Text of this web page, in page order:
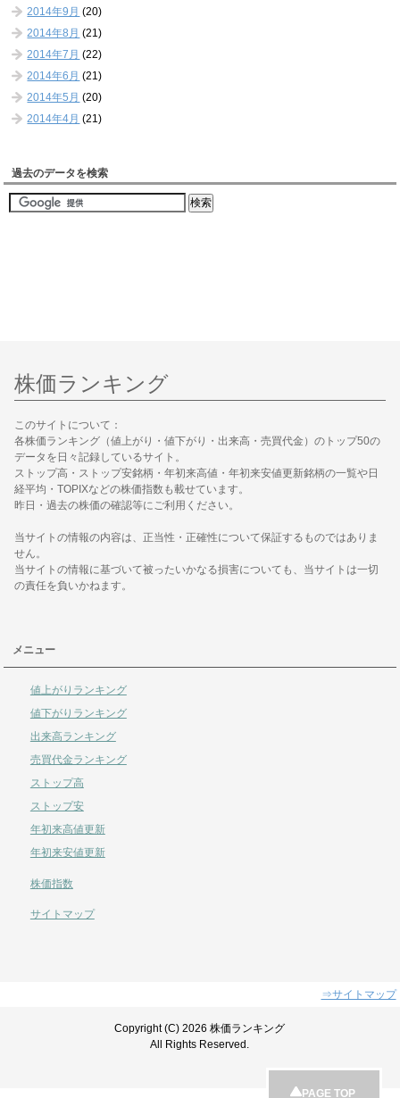
2014年9月 (20)
2014年8月 (21)
2014年7月 (22)
2014年6月 (21)
2014年5月 (20)
2014年4月 (21)
過去のデータを検索
株価ランキング
このサイトについて：
各株価ランキング（値上がり・値下がり・出来高・売買代金）のトップ50の
データを日々記録しているサイト。
ストップ高・ストップ安銘柄・年初来高値・年初来安値更新銘柄の一覧や日
経平均・TOPIXなどの株価指数も載せています。
昨日・過去の株価の確認等にご利用ください。
当サイトの情報の内容は、正当性・正確性について保証するものではありま
せん。
当サイトの情報に基づいて被ったいかなる損害についても、当サイトは一切
の責任を負いかねます。
メニュー
値上がりランキング
値下がりランキング
出来高ランキング
売買代金ランキング
ストップ高
ストップ安
年初来高値更新
年初来安値更新
株価指数
サイトマップ
⇒サイトマップ
Copyright (C) 2026 株価ランキング
All Rights Reserved.
PAGE TOP